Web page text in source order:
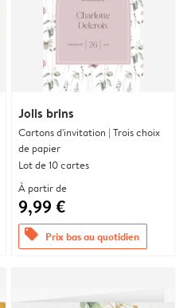
Jolis brins
Cartons d'invitation | Trois choix
de papier
Lot de 10 cartes
À partir de
9,99 €
offers Prix bas au quotidien